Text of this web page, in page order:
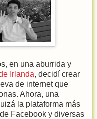
en una aburrida y
Irlanda, decidí crear
de internet que
Ahora, una
la plataforma más
Facebook y diversas